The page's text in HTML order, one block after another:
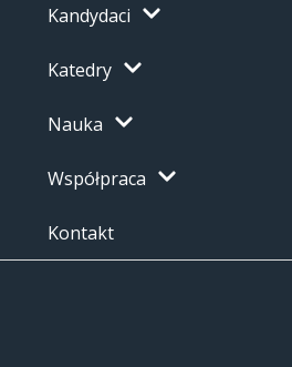
Kandydaci
Katedry
Nauka
Współpraca
Kontakt